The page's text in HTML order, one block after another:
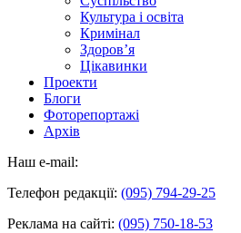
Культура і освіта
Кримінал
Здоров’я
Цікавинки
Проекти
Блоги
Фоторепортажі
Архів
Наш e-mail:
Телефон редакції: (095) 794-29-25
Реклама на сайті: (095) 750-18-53